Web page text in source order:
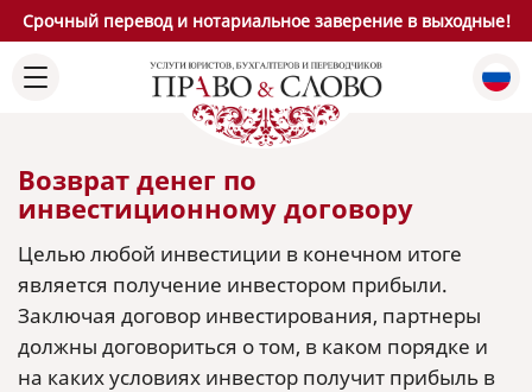
Срочный перевод и нотариальное заверение в выходные!
Возврат денег по
инвестиционному договору
Целью любой инвестиции в конечном итоге
является получение инвестором прибыли.
Заключая договор инвестирования, партнеры
должны договориться о том, в каком порядке и
на каких условиях инвестор получит прибыль в